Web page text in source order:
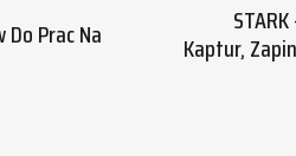
Prac Na Kaptur,